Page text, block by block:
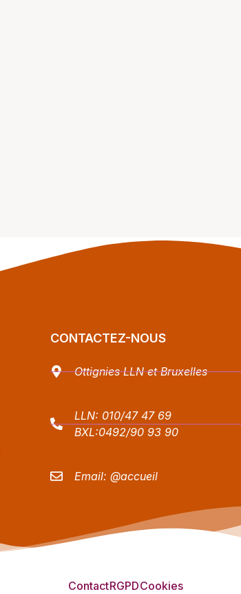
CONTACTEZ-NOUS
Ottignies LLN et Bruxelles
LLN: 010/47 47 69
BXL:0492/90 93 90
Email:@accueil
ContactRGPDCookies